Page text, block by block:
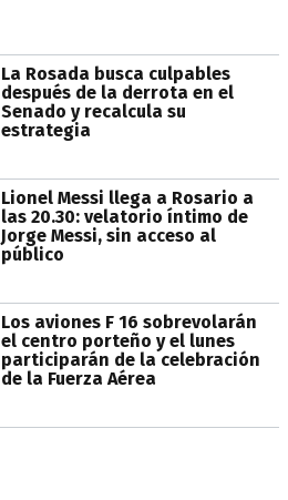
La Rosada busca culpables
después de la derrota en el
Senado y recalcula su
estrategia
Lionel Messi llega a Rosario a
las 20.30: velatorio íntimo de
Jorge Messi, sin acceso al
público
Los aviones F 16 sobrevolarán
el centro porteño y el lunes
participarán de la celebración
de la Fuerza Aérea